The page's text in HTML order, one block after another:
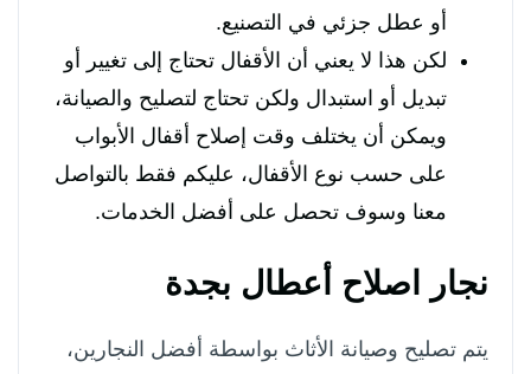
أو عطل جزئي في التصنيع.
لكن هذا لا يعني أن الأقفال تحتاج إلى تغيير أو
تبديل أو استبدال ولكن تحتاج لتصليح والصيانة،
ويمكن أن يختلف وقت إصلاح أقفال الأبواب
على حسب نوع الأقفال، عليكم فقط بالتواصل
معنا وسوف تحصل على أفضل الخدمات.
نجار اصلاح أعطال بجدة
يتم تصليح وصيانة الأثاث بواسطة أفضل النجارين،